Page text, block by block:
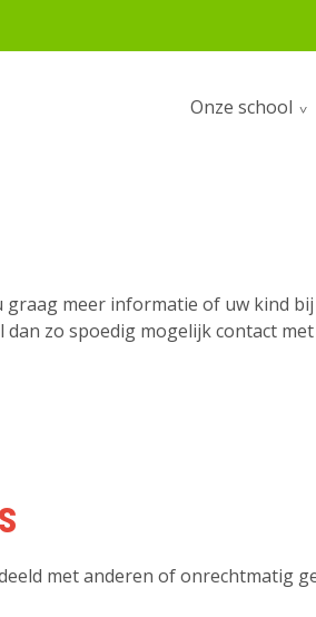
Onze school
meer informatie of uw kind
dan zo spoedig mogelijk contact
met anderen of onrechtmatig